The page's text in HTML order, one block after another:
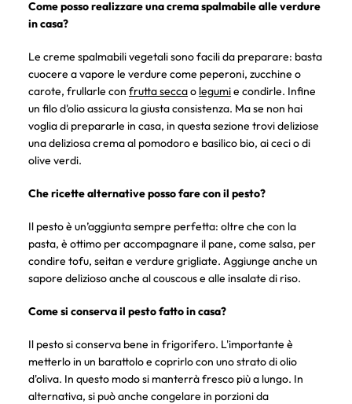
Come posso realizzare una crema spalmabile alle verdure
in casa?
Le creme spalmabili vegetali sono facili da preparare: basta
cuocere a vapore le verdure come peperoni, zucchine o
carote, frullarle con frutta seccao legumie condirle. Infine
un filo d'olio assicura la giusta consistenza. Ma se non hai
voglia di prepararle in casa, in questa sezione trovi deliziose
una deliziosa crema al pomodoro e basilico bio, ai ceci o di
olive verdi.
Che ricette alternative posso fare con il pesto?
Il pesto è un’aggiunta sempre perfetta: oltre che con la
pasta, è ottimo per accompagnare il pane, come salsa, per
condire tofu, seitan e verdure grigliate. Aggiunge anche un
sapore delizioso anche al couscous e alle insalate di riso.
Come si conserva il pesto fatto in casa?
Il pesto si conserva bene in frigorifero. L'importante è
metterlo in un barattolo e coprirlo con uno strato di olio
d'oliva. In questo modo si manterrà fresco più a lungo. In
alternativa, si può anche congelare in porzioni da